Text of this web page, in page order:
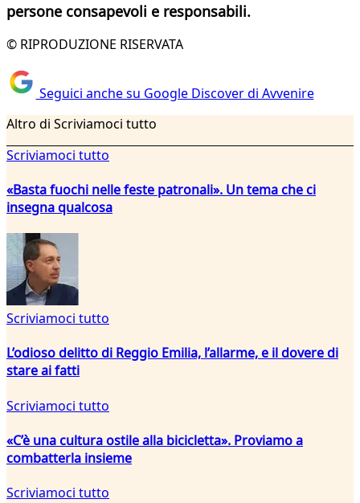
persone consapevoli e responsabili.
© RIPRODUZIONE RISERVATA
Seguici anche su Google Discover di Avvenire
Altro di Scriviamoci tutto
Scriviamoci tutto
«Basta fuochi nelle feste patronali». Un tema che ci
insegna qualcosa
Scriviamoci tutto
L’odioso delitto di Reggio Emilia, l’allarme, e il dovere di
stare ai fatti
Scriviamoci tutto
«C’è una cultura ostile alla bicicletta». Proviamo a
combatterla insieme
Scriviamoci tutto